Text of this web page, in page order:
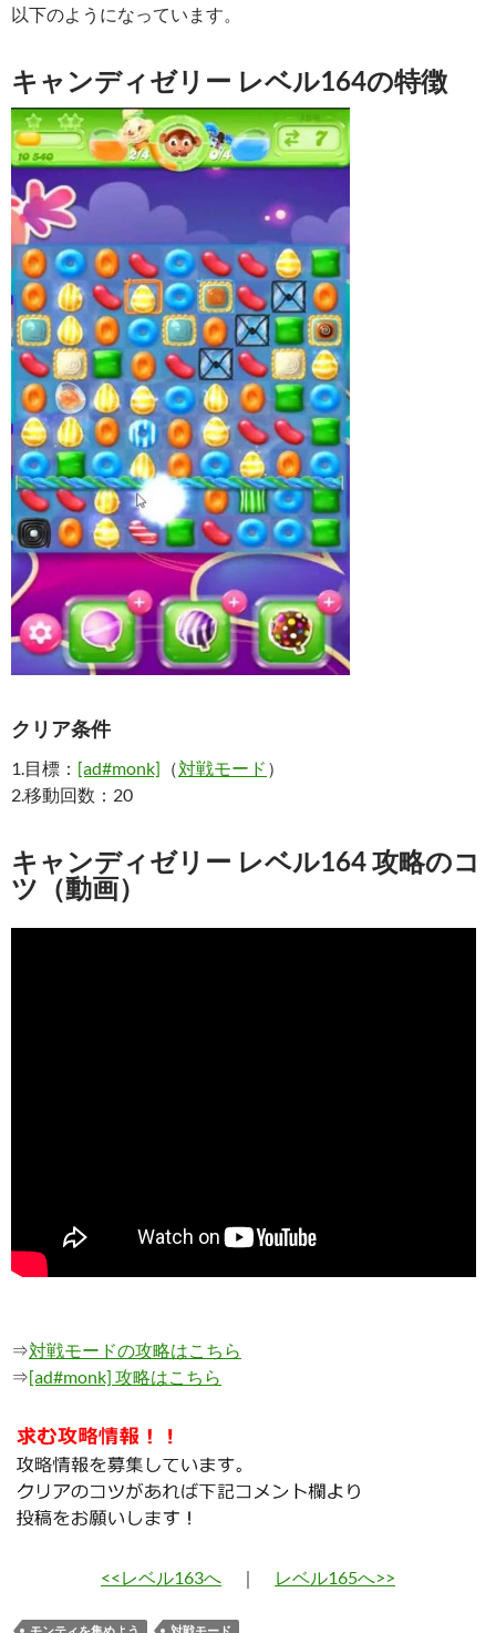
以下のようになっています。
キャンディゼリー レベル164の特徴
クリア条件
1.目標： [ad#monk] （対戦モード ）
2.移動回数：20
キャンディゼリー レベル164 攻略のコ
ツ（動画）
⇒対戦モードの攻略はこちら
⇒[ad#monk] 攻略はこちら
<<レベル163へ ｜ レベル165へ>>